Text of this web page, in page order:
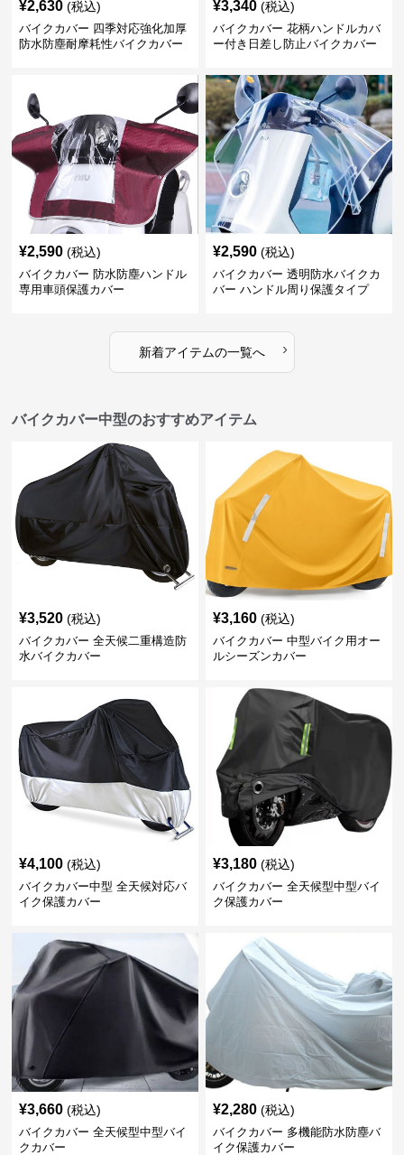
¥2,630 (税込)
バイクカバー 四季対応強化加厚
防水防塵耐摩耗性バイクカバー
¥3,340 (税込)
バイクカバー 花柄ハンドルカバ
ー付き日差し防止バイクカバー
¥2,590 (税込)
バイクカバー 防水防塵ハンドル
専用車頭保護カバー
¥2,590 (税込)
バイクカバー 透明防水バイクカ
バー ハンドル周り保護タイプ
新着アイテムの一覧へ ›
バイクカバー中型のおすすめアイテム
¥3,520 (税込)
バイクカバー 全天候二重構造防
水バイクカバー
¥3,160 (税込)
バイクカバー 中型バイク用オー
ルシーズンカバー
¥4,100 (税込)
バイクカバー中型 全天候対応バ
イク保護カバー
¥3,180 (税込)
バイクカバー 全天候型中型バイ
ク保護カバー
¥3,660 (税込)
バイクカバー 全天候型中型バイ
クカバー
¥2,280 (税込)
バイクカバー 多機能防水防塵バ
イク保護カバー